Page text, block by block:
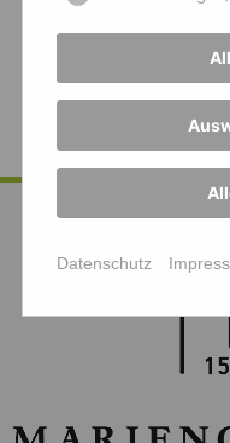
(Betreuer),
Wenau, Ole
Datenschutz